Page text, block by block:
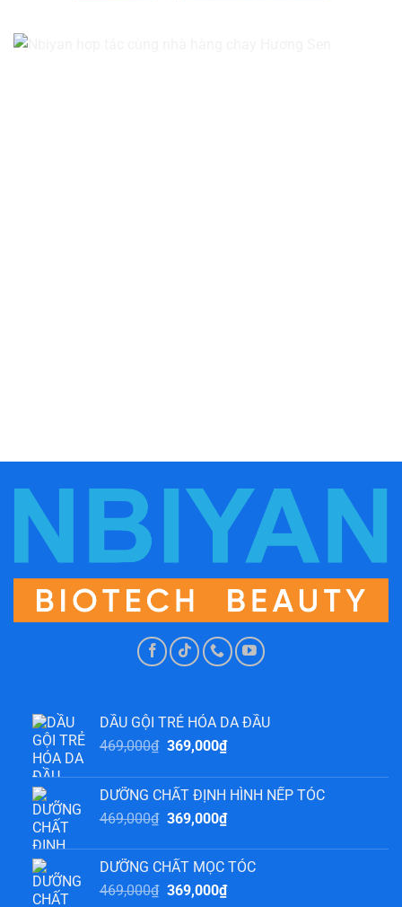
DẦU GỘI TRẺ HÓA DA ĐẦU
469,000₫ Giá
là:
469,000₫.
369,000₫Giá
tại
là:
369,000₫.
DƯỠNG CHẤT ĐỊNH HÌNH NẾP TÓC
469,000₫ Giá
là:
469,000₫.
369,000₫Giá
tại
là:
369,000₫.
DƯỠNG CHẤT MỌC TÓC
469,000₫ Giá
369,000₫Giá